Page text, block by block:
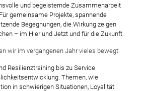
und begeisternde Zusammenarbeit
gemeinsame Projekte, spannende
Begegnungen, die Wirkung zeigen
– im Hier und Jetzt und für die Zukunft.
wir im vergangenen Jahr vieles bewegt:
Resilienztraining bis zu Service
Themen, wie
in schwierigen Situationen, Loyalität